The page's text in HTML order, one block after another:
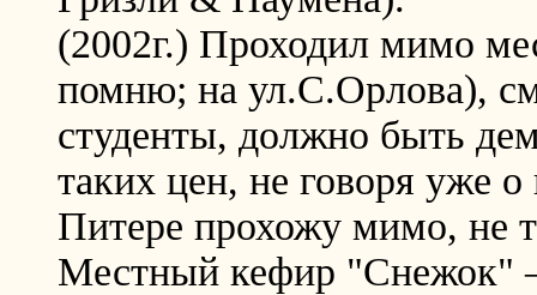
(2002г.) Проходил мимо
помню; на ул.С.Орлова),
студенты, должно быть
таких цен, не говоря уже
Питере прохожу мимо, не
Местный кефир "Снежок"